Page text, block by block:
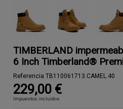
TIMBERLAND
6 Inch Timberland®
Referencia TB110061713.CAMEL.40
229,00 €
Impuestos incluidos